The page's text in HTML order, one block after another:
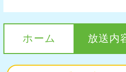
ホーム 放送内